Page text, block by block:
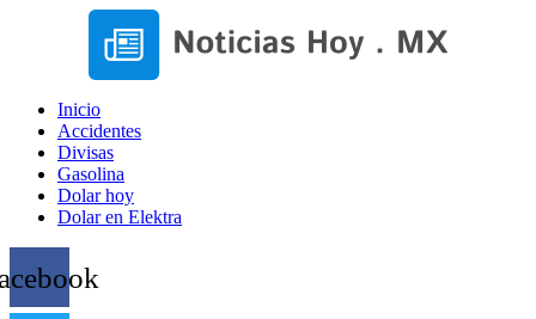
Inicio
Accidentes
Divisas
Gasolina
Dolar hoy
Dolar en Elektra